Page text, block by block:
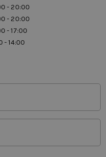
- 20:00
- 20:00
- 17:00
- 14:00